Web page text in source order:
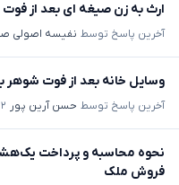
ارث به زن صیغه ای بعد از
آخرین پاسخ توسط نفیسه اصولی
وسایل خانه بعد از فوت شوهر
آخرین پاسخ توسط حسن آرین پور ۲ هفته پیش
نحوه محاسبه و پرداخت
فروش ملک